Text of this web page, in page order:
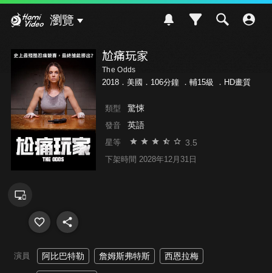
瀏覽
尬痛玩家
The Odds
2018．美國．106分鐘 ． 輔15級 ．HD畫質
類型 驚悚
發音 英語
星等 3.5
下架時間 2028年12月31日
演員 阿比巴特勒 詹姆斯弗特斯 西恩拉梅